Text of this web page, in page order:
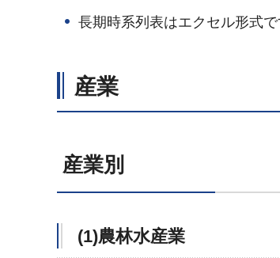
長期時系列表はエクセル形式で
産業
産業別
(1)農林水産業